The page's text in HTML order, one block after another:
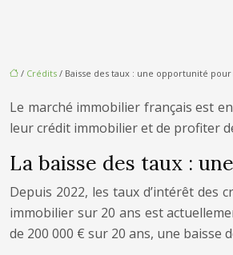
/ Crédits / Baisse des taux : une opportunité
Le marché immobilier français est
leur crédit immobilier et de profiter
La baisse des taux :
Depuis 2022, les taux d’intérêt des
immobilier sur 20 ans est
de 200 000 € sur 20 ans, une baisse